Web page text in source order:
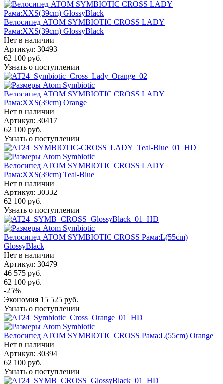
Велосипед ATOM SYMBIOTIC CROSS LADY
Рама:XXS(39cm) GlossyBlack
Нет в наличии
Артикул: 30493
62 100 руб.
Узнать о поступлении
Велосипед ATOM SYMBIOTIC CROSS LADY
Рама:XXS(39cm) Orange
Нет в наличии
Артикул: 30417
62 100 руб.
Узнать о поступлении
Велосипед ATOM SYMBIOTIC CROSS LADY
Рама:XXS(39cm) Teal-Blue
Нет в наличии
Артикул: 30332
62 100 руб.
Узнать о поступлении
Велосипед ATOM SYMBIOTIC CROSS Рама:L(55cm)
GlossyBlack
Нет в наличии
Артикул: 30479
46 575 руб.
62 100 руб.
-25%
Экономия 15 525 руб.
Узнать о поступлении
Велосипед ATOM SYMBIOTIC CROSS Рама:L(55cm) Orange
Нет в наличии
Артикул: 30394
62 100 руб.
Узнать о поступлении